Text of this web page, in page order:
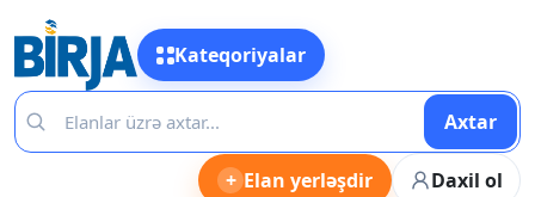
Kateqoriyalar
Axtar
+ Elan yerləşdir Daxil ol